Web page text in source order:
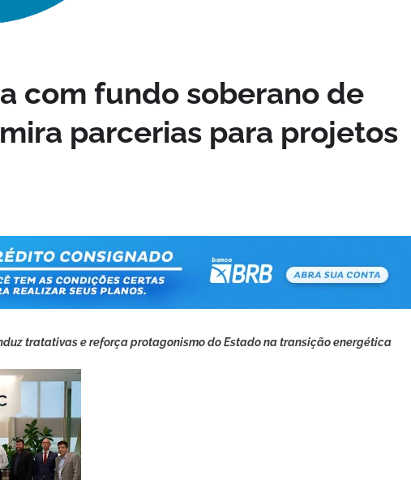
com fundo soberano de
parcerias para projetos
tratativas e reforça protagonismo do Estado na transição energética